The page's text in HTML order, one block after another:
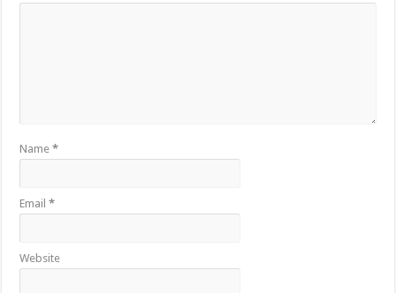
Name*
Email*
Website